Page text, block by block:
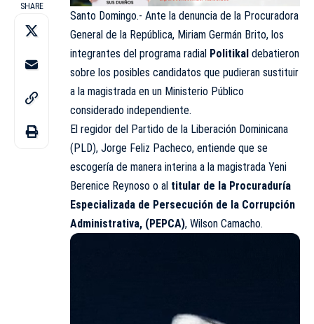
SHARE
Santo Domingo.- Ante la denuncia de la Procuradora
General de la República, Miriam Germán Brito, los
integrantes del programa radial Politikal debatieron
sobre los posibles candidatos que pudieran sustituir
a la magistrada en un Ministerio Público
considerado independiente.
El regidor del Partido de la Liberación Dominicana
(PLD), Jorge Feliz Pacheco, entiende que se
escogería de manera interina a la magistrada Yeni
Berenice Reynoso o al titular de la Procuraduría
Especializada de Persecución de la Corrupción
Administrativa, (PEPCA), Wilson Camacho.